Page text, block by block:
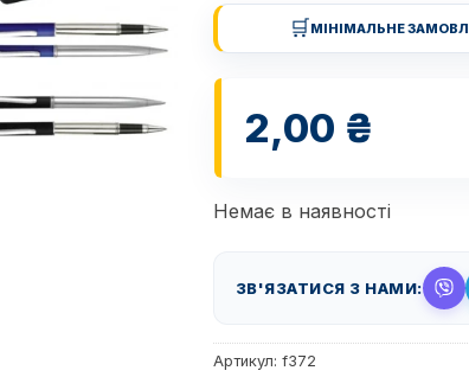
🛒МІНІМАЛЬНЕ
2,00 ₴
Немає в наявності
ЗВ'ЯЗАТИСЯ З НАМИ:
Артикул: f372